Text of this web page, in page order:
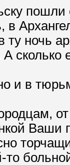
в
ту ночь
сколько
и в